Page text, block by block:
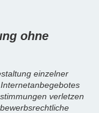
ohne
einzelner
verletzen